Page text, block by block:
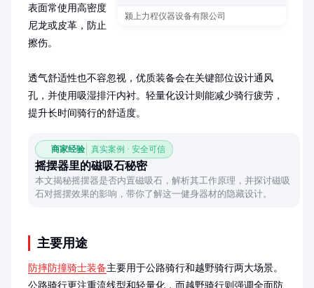
颍上力程仪器设备有限公司
表面常使用高密度
尼龙或皮革，防止
擦伤。
透气舒适性也不容忽视，优质装备会在关键部位设计通风
孔，并使用吸湿排汗内衬。轻量化设计则能减少骑行疲劳，
提升长时间骑行的舒适度。
商家经验 真实案例 · 安全可信
摇摆器里的磁吸石秘密
本文揭秘摇摆器是否内置磁吸石，解析其工作原理，并探讨磁吸
石对摇摆效果的影响，带你了解这一健身器材的隐藏设计。
主要用途
防摔防撞骑士装备主要用于公路骑行和越野骑行两大场景。
公路骑行更注重流线型和轻量化，而越野骑行则强调全面防